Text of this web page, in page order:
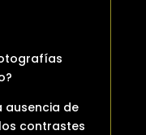
ausencia de
contrastes